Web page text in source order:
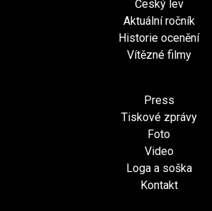
Český lev
Aktuální ročník
Historie ocenění
Vítězné filmy
Press
Tiskové zprávy
Foto
Video
Loga a soška
Kontakt